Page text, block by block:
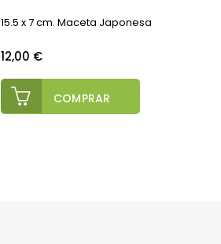
15.5 x 7 cm. Maceta Japonesa
Precio
12,00 €
COMPRAR